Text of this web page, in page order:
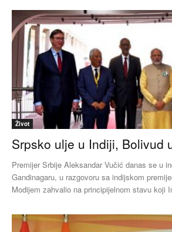
Život
Srpsko ulje u Indiji, Bolivud
Premijer Srbije Aleksandar Vučić danas se u
Gandinagaru, u razgovoru sa indijskom
Modijem zahvalio na principijelnom stavu koji